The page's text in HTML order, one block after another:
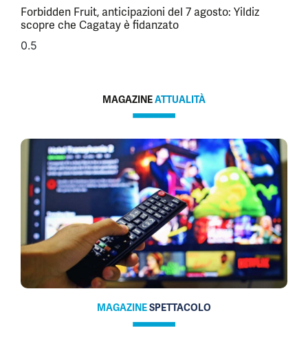
Forbidden Fruit, anticipazioni del 7 agosto: Yildiz
scopre che Cagatay è fidanzato
MAGAZINEATTUALITÀ
MAGAZINESPETTACOLO